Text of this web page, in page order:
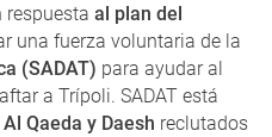
respuesta al plan del
una fuerza voluntaria de la
(SADAT) para ayudar al
a Trípoli. SADAT está
Qaeda y Daesh reclutados